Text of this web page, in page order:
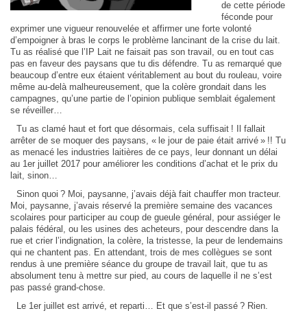
de cette période
féconde pour
exprimer une vigueur renouvelée et affirmer une forte volonté
d’empoigner à bras le corps le problème lancinant de la crise du lait.
Tu as réalisé que l’IP Lait ne faisait pas son travail, ou en tout cas
pas en faveur des paysans que tu dis défendre. Tu as remarqué que
beaucoup d’entre eux étaient véritablement au bout du rouleau, voire
même au-delà malheureusement, que la colère grondait dans les
campagnes, qu’une partie de l’opinion publique semblait également
se réveiller…
Tu as clamé haut et fort que désormais, cela suffisait ! Il fallait
arrêter de se moquer des paysans, « le jour de paie était arrivé » !! Tu
as menacé les industries laitières de ce pays, leur donnant un délai
au 1er juillet 2017 pour améliorer les conditions d’achat et le prix du
lait, sinon…
Sinon quoi ? Moi, paysanne, j’avais déjà fait chauffer mon tracteur.
Moi, paysanne, j’avais réservé la première semaine des vacances
scolaires pour participer au coup de gueule général, pour assiéger le
palais fédéral, ou les usines des acheteurs, pour descendre dans la
rue et crier l’indignation, la colère, la tristesse, la peur de lendemains
qui ne chantent pas. En attendant, trois de mes collègues se sont
rendus à une première séance du groupe de travail lait, que tu as
absolument tenu à mettre sur pied, au cours de laquelle il ne s’est
pas passé grand-chose.
Le 1er juillet est arrivé, et reparti… Et que s’est-il passé ? Rien.